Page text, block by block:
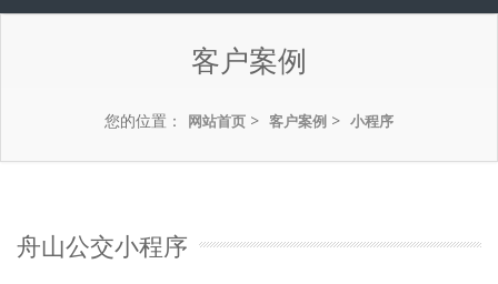
客户案例
您的位置： 网站首页 > 客户案例 > 小程序
舟山公交小程序